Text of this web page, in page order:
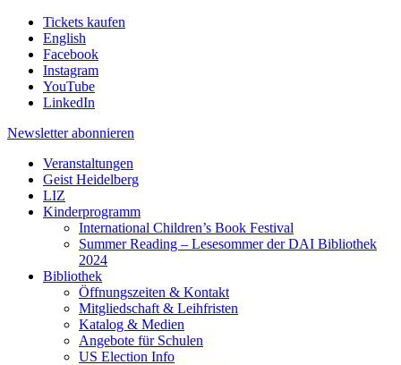
Tickets kaufen
English
Facebook
Instagram
YouTube
LinkedIn
Newsletter abonnieren
Veranstaltungen
Geist Heidelberg
LIZ
Kinderprogramm
International Children’s Book Festival
Summer Reading – Lesesommer der DAI Bibliothek
2024
Bibliothek
Öffnungszeiten & Kontakt
Mitgliedschaft & Leihfristen
Katalog & Medien
Angebote für Schulen
US Election Info